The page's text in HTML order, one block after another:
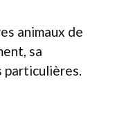
animaux de
sa